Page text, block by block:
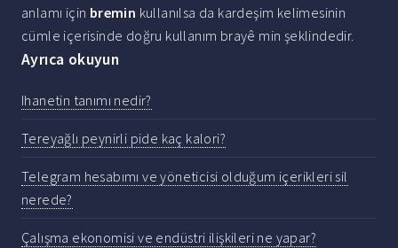
anlamı için bremin kullanılsa da kardeşim kelimesinin
cümle içerisinde doğru kullanım brayê min şeklindedir.
Ayrıca okuyun
Ihanetin tanımı nedir?
Tereyağlı peynirli pide kaç kalori?
Telegram hesabımı ve yöneticisi olduğum içerikleri sil
nerede?
Çalışma ekonomisi ve endüstri ilişkileri ne yapar?